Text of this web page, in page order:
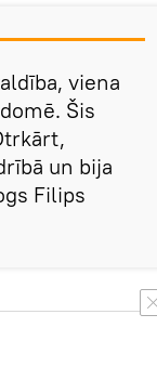
viena
Šis
un bija
Filips